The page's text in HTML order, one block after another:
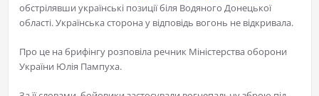
обстрілявши українські позиції біля Водяного Донецької
області. Українська сторона у відповідь вогонь не відкривала.
Про це на брифінгу розповіла речник Міністерства оборони
України Юлія Пампуха.